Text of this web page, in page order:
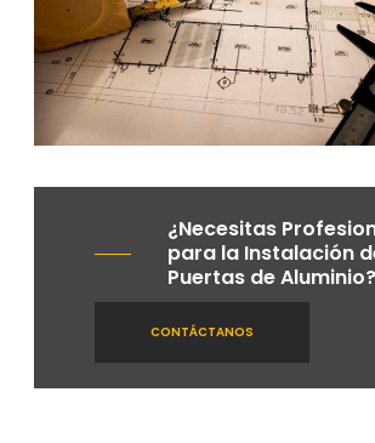
¿Necesitas
para la Instalación
Puertas de Aluminio?
CONTÁCTANOS